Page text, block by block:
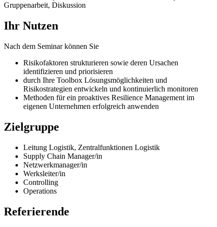
Gruppenarbeit, Diskussion
Ihr Nutzen
Nach dem Seminar können Sie
Risikofaktoren strukturieren sowie deren Ursachen
identifizieren und priorisieren
durch Ihre Toolbox Lösungsmöglichkeiten und
Risikostrategien entwickeln und kontinuierlich monitoren
Methoden für ein proaktives Resilience Management im
eigenen Unternehmen erfolgreich anwenden
Zielgruppe
Leitung Logistik, Zentralfunktionen Logistik
Supply Chain Manager/in
Netzwerkmanager/in
Werksleiter/in
Controlling
Operations
Referierende